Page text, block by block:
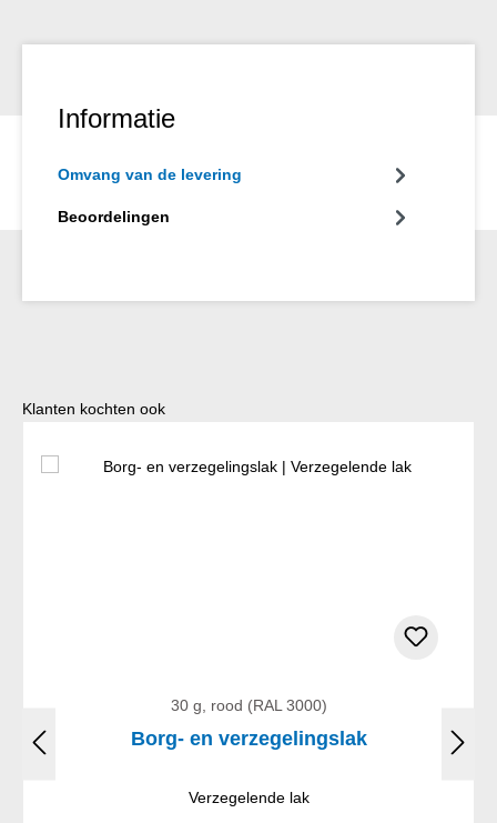
Informatie
Omvang van de levering
Beoordelingen
Productgalerij overslaan
Klanten kochten ook
30 g, rood (RAL 3000)
Borg- en verzegelingslak
Verzegelende lak